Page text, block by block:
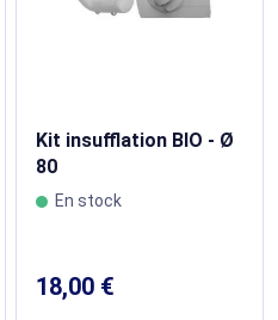
Kit insufflation BIO - Ø
80
En stock
18,00 €